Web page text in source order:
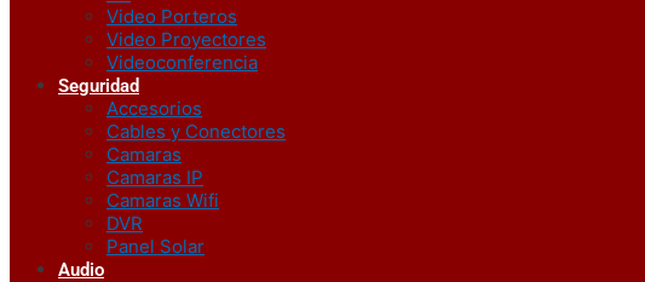
Video Porteros
Video Proyectores
Videoconferencia
Seguridad
Accesorios
Cables y Conectores
Camaras
Camaras IP
Camaras Wifi
DVR
Panel Solar
Audio